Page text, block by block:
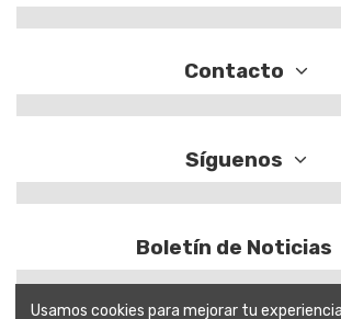
Contacto
Síguenos
Boletín de Noticias
Usamos cookies para mejorar tu